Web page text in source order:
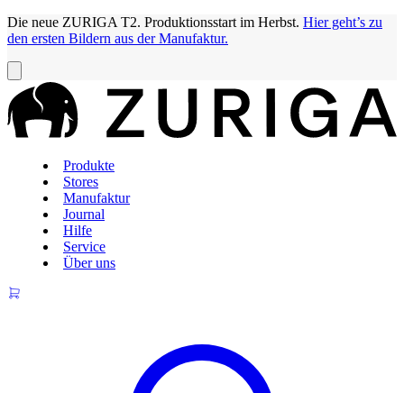
Die neue ZURIGA T2. Produktionsstart im Herbst. Hier geht’s zu
den ersten Bildern aus der Manufaktur.
Produkte
Stores
Manufaktur
Journal
Hilfe
Service
Über uns